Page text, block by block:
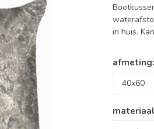
in huis.
afmeting: